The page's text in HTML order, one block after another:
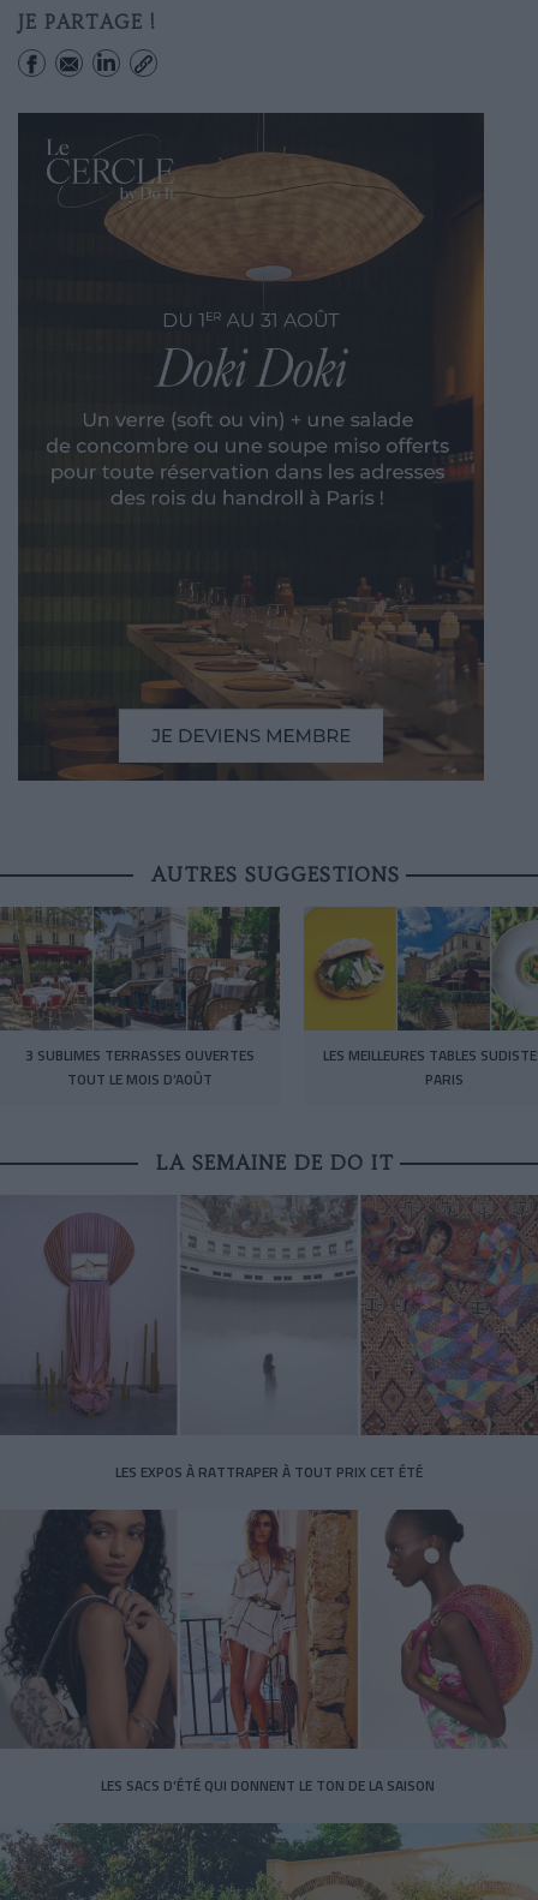
JE PARTAGE !
AUTRES SUGGESTIONS
3 SUBLIMES TERRASSES OUVERTES
TOUT LE MOIS D’AOÛT
LES MEILLEURES TABLES
PARIS
LA SEMAINE DE DO IT
LES EXPOS À RATTRAPER À TOUT PRIX CET ÉTÉ
LES SACS D’ÉTÉ QUI DONNENT LE TON DE LA SAISON